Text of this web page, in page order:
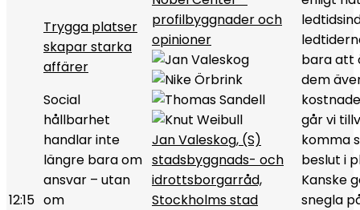
12:15
Trygga platser
skapar starka
affärer
Social
hållbarhet
handlar inte
längre bara om
ansvar – utan
om
profilbyggnader och
opinioner
Jan Valeskog, (S)
stadsbyggnads- och
idrottsborgarråd,
Stockholms stad
bara att
dem
går vi
komma
beslut i
Kanske
snegla